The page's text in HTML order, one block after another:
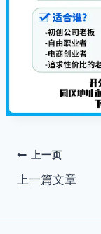
文
章
导
上一页
上一篇文章